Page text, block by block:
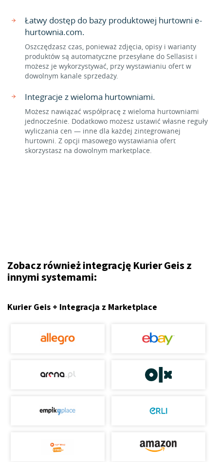
Łatwy dostęp do bazy produktowej hurtowni e-
hurtownia.com.
Oszczędzasz czas, ponieważ zdjęcia, opisy i warianty
produktów są automatyczne przesyłane do Sellasist i
możesz je wykorzystywać, przy wystawianiu ofert w
dowolnym kanale sprzedaży.
Integracje z wieloma hurtowniami.
Możesz nawiązać współpracę z wieloma hurtowniami
jednocześnie. Dodatkowo możesz ustawić własne reguły
wyliczania cen — inne dla każdej zintegrowanej
hurtowni. Z opcji masowego wystawiania ofert
skorzystasz na dowolnym marketplace.
Zobacz również integrację Kurier Geis z
innymi systemami:
Kurier Geis + Integracja z Marketplace